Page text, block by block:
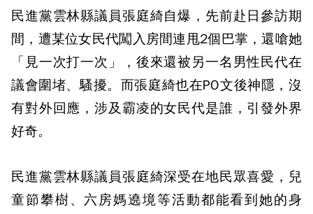
民進黨雲林縣議員張庭綺自爆，先前赴日參訪期
間，遭某位女民代闖入房間連甩2個巴掌，還嗆她
「見一次打一次」，後來還被另一名男性民代在
議會圍堵、騷擾。而張庭綺也在PO文後神隱，沒
有對外回應，涉及霸凌的女民代是誰，引發外界
好奇。
民進黨雲林縣議員張庭綺深受在地民眾喜愛，兒
童節攀樹、六房媽遶境等活動都能看到她的身